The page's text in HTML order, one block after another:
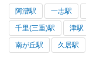
阿漕駅 一志駅
千里(三重)駅 津駅
南が丘駅 久居駅